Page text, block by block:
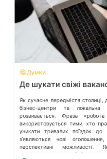
🤔 Думки
Де шукати свіжі
Як сучасне передмістя
бізнес-центри та локальна
розвивається. Фраза
використовується тими, хто
уникати тривалих поїздок
зʼявляються нові
перспективні можливості.
переважають у місті […]